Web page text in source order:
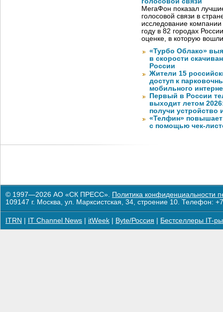
МегаФон показал
голосовой связи в
исследование
году в 82 городах
оценке, в которую
«Турбо Облако»
в скорости
России
Жители 15
доступ к
мобильного
Первый в России
выходит летом
получи устройство
«Телфин» повышает
с помощью чек-
© 1997—2026 АО «СК ПРЕСС». Политика конфиденциальности
109147 г. Москва, ул. Марксистская, 34, строение 10. Телефон:
ITRN IT Channel News itWeek Byte/Россия Бестселлеры IT-